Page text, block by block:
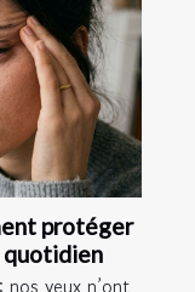
protéger
quotidien
yeux n’ont